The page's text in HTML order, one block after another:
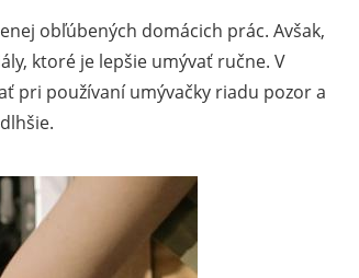
obľúbených domácich prác. Avšak,
ktoré je lepšie umývať ručne. V
pri používaní umývačky riadu pozor a